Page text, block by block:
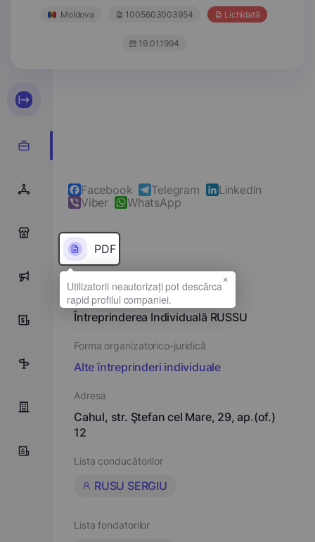
Moldova 1005603003954 Lichidată
19.01.1994
0
4
Facebook Telegram
LinkedIn
Viber
WhatsApp
PDF
Denumirea completă
Întreprinderea Individuală RUSSU
Forma organizatorico-juridică
Alte întreprinderi individuale
Adresa
Cahul, str. Ştefan cel Mare, 29, ap.(of.)
12
Lista conducătorilor
RUSU SERGIU
Lista fondatorilor
×